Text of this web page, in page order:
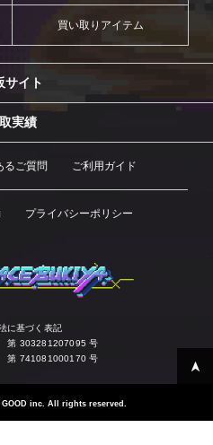
買い取りアイテム
サイト
実績
るご質問 ご利用ガイド
プライバシーポリシー
に基づく表記
第 303281207095 号
第 741081000170 号
inc. All rights reserved.